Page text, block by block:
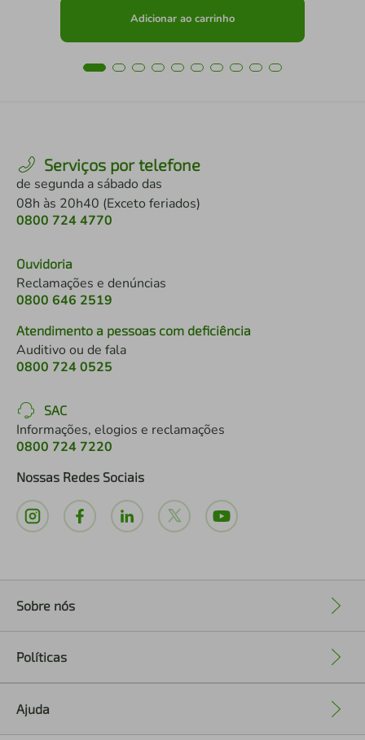
Adicionar ao carrinho
Serviços por telefone
de segunda a sábado das
08h às 20h40 (Exceto feriados)
0800 724 4770
Ouvidoria
Reclamações e denúncias
0800 646 2519
Atendimento a pessoas com deficiência
Auditivo ou de fala
0800 724 0525
SAC
Informações, elogios e reclamações
0800 724 7220
Nossas Redes Sociais
Sobre nós
Políticas
Ajuda